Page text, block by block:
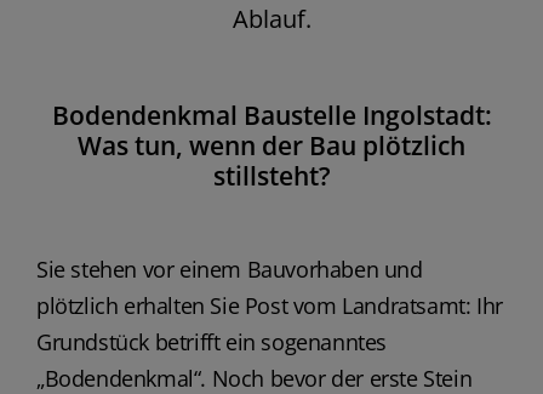
Ablauf.
Bodendenkmal Baustelle Ingolstadt:
Was tun, wenn der Bau plötzlich
stillsteht?
Sie stehen vor einem Bauvorhaben und
plötzlich erhalten Sie Post vom Landratsamt: Ihr
Grundstück betrifft ein sogenanntes
„Bodendenkmal“. Noch bevor der erste Stein